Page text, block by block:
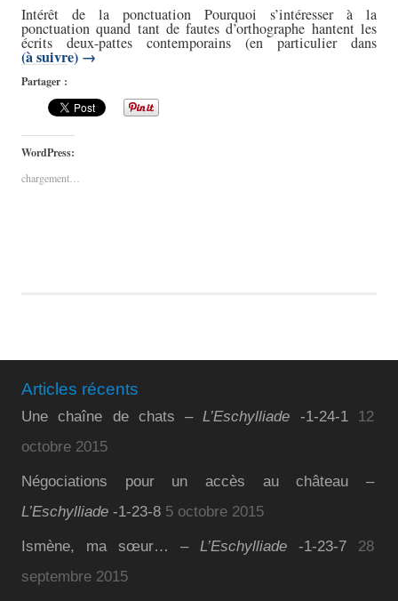
Intérêt de la ponctuation Pourquoi s’intéresser à la
ponctuation quand tant de fautes d’orthographe hantent les
écrits deux-pattes contemporains (en particulier dans
(à suivre) →
Partager :
WordPress:
chargement…
Articles récents
Une chaîne de chats –L’Eschylliade -1-24-1
12
octobre 2015
Négociations pour un accès au château –
L’Eschylliade -1-23-8 5 octobre 2015
Ismène, ma sœur… – L’Eschylliade-1-23-7
28
septembre 2015